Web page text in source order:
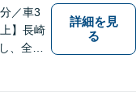
／車3
】長崎
、全国
詳細を見
る